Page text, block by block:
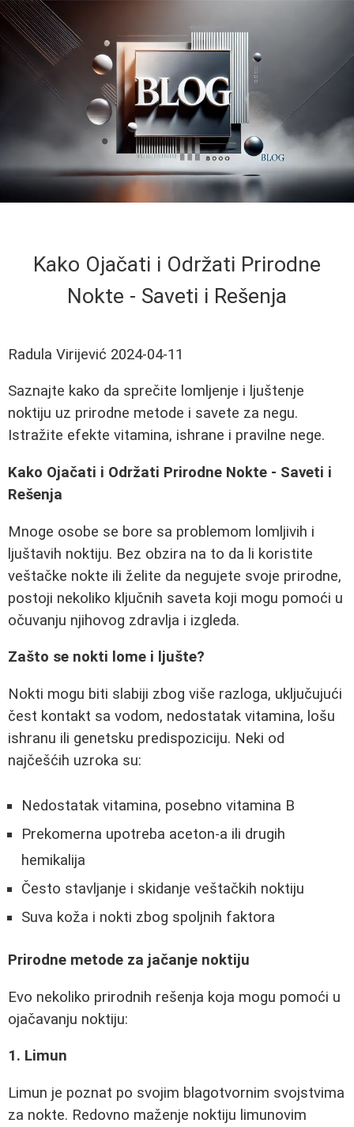
Kako Ojačati i Održati Prirodne
Nokte - Saveti i Rešenja
Radula Virijević 2024-04-11
Saznajte kako da sprečite lomljenje i ljuštenje
noktiju uz prirodne metode i savete za negu.
Istražite efekte vitamina, ishrane i pravilne nege.
Kako Ojačati i Održati Prirodne Nokte - Saveti i
Rešenja
Mnoge osobe se bore sa problemom lomljivih i
ljuštavih noktiju. Bez obzira na to da li koristite
veštačke nokte ili želite da negujete svoje prirodne,
postoji nekoliko ključnih saveta koji mogu pomoći u
očuvanju njihovog zdravlja i izgleda.
Zašto se nokti lome i ljušte?
Nokti mogu biti slabiji zbog više razloga, uključujući
čest kontakt sa vodom, nedostatak vitamina, lošu
ishranu ili genetsku predispoziciju. Neki od
najčešćih uzroka su:
Nedostatak vitamina, posebno vitamina B
Prekomerna upotreba aceton-a ili drugih
hemikalija
Često stavljanje i skidanje veštačkih noktiju
Suva koža i nokti zbog spoljnih faktora
Prirodne metode za jačanje noktiju
Evo nekoliko prirodnih rešenja koja mogu pomoći u
ojačavanju noktiju:
1. Limun
Limun je poznat po svojim blagotvornim svojstvima
za nokte. Redovno maženje noktiju limunovim